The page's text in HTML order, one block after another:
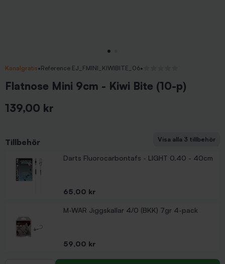
Kanalgratis•Reference EJ_FMINI_KIWIBITE_06•
Flatnose Mini 9cm - Kiwi Bite (10-p)
139,00 kr
Tillbehör Visa alla 3 tillbehör
Darts Fluorocarbontafs - LIGHT 0.40 - 40cm
Pris
65,00 kr
M-WAR Jiggskallar 4/0 (BKK) 7gr 4-pack
Pris
59,00 kr
Pris